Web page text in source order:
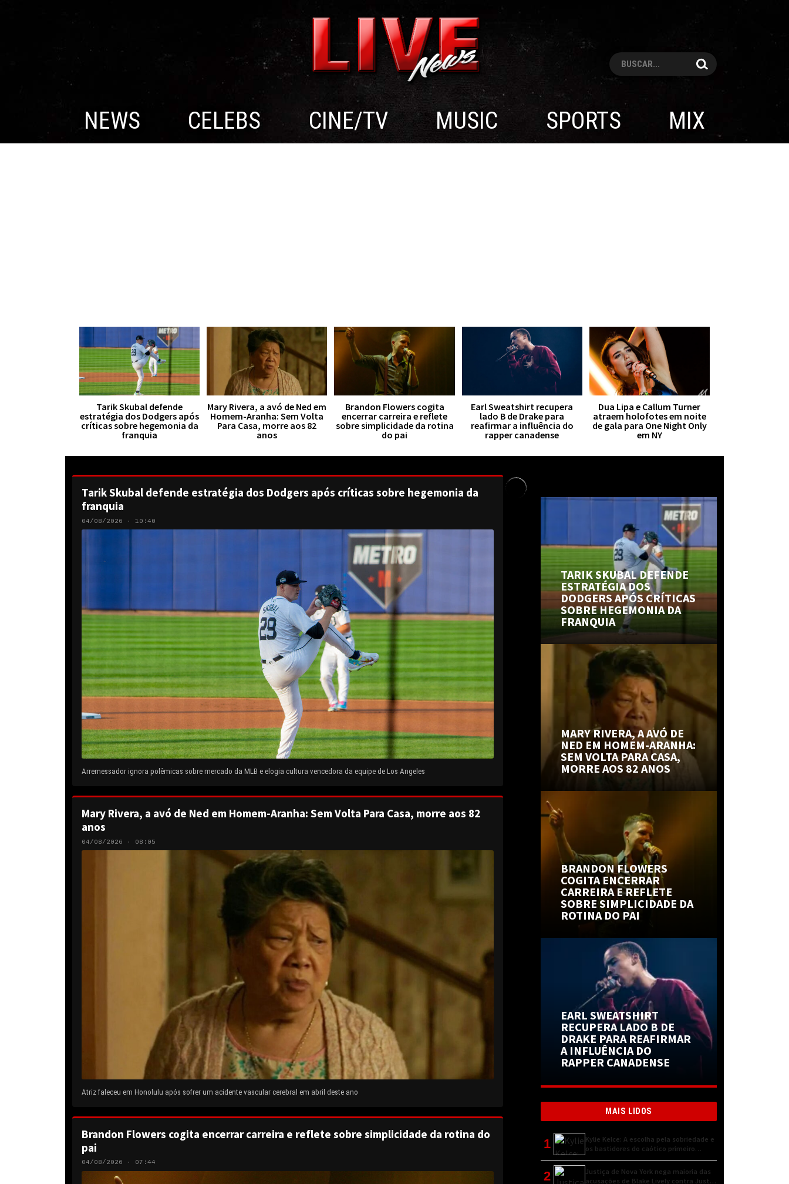
Pesquisar
NEWS CELEBS CINE/TV MUSIC SPORTS MIX
Tarik Skubal defende
estratégia dos Dodgers após
críticas sobre hegemonia da
franquia
Mary Rivera, a avó de Ned em
Homem-Aranha: Sem Volta
Para Casa, morre aos 82
anos
Brandon Flowers cogita
encerrar carreira e reflete
sobre simplicidade da rotina
do pai
Earl Sweatshirt recupera
lado B de Drake para
reafirmar a influência do
rapper canadense
Dua Lipa e Callum Turner
atraem holofotes em noite
de gala para One Night Only
em NY
Tarik Skubal defende estratégia dos Dodgers após críticas sobre hegemonia da
franquia
04/08/2026 · 10:40
Arremessador ignora polêmicas sobre mercado da MLB e elogia cultura vencedora da equipe de Los Angeles
Mary Rivera, a avó de Ned em Homem-Aranha: Sem Volta Para Casa, morre aos 82
anos
04/08/2026 · 08:05
Atriz faleceu em Honolulu após sofrer um acidente vascular cerebral em abril deste ano
Brandon Flowers cogita encerrar carreira e reflete sobre simplicidade da rotina do
pai
04/08/2026 · 07:44
TARIK SKUBAL DEFENDE
ESTRATÉGIA DOS
DODGERS APÓS CRÍTICAS
SOBRE HEGEMONIA DA
FRANQUIA
MARY RIVERA, A AVÓ DE
NED EM HOMEM-ARANHA:
SEM VOLTA PARA CASA,
MORRE AOS 82 ANOS
BRANDON FLOWERS
COGITA ENCERRAR
CARREIRA E REFLETE
SOBRE SIMPLICIDADE DA
ROTINA DO PAI
EARL SWEATSHIRT
RECUPERA LADO B DE
DRAKE PARA REAFIRMAR
A INFLUÊNCIA DO
RAPPER CANADENSE
MAIS LIDOS
1
Kylie Kelce: A escolha pela sobriedade e
os bastidores do caótico primeiro
encontro
2
Justiça de Nova York nega maioria das
acusações de Blake Lively contra Justin